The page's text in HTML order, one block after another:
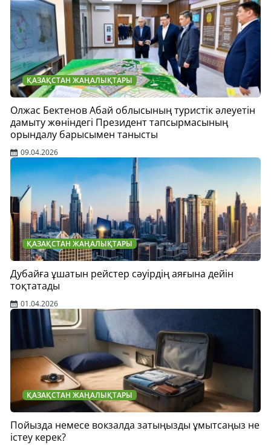
ҚАЗАҚСТАН ЖАҢАЛЫҚТАРЫ
Олжас Бектенов Абай облысының туристік әлеуетін
дамыту жөніндегі Президент тапсырмасының
орындалу барысымен танысты
09.04.2026
ҚАЗАҚСТАН ЖАҢАЛЫҚТАРЫ
Дубайға ұшатын рейстер сәуірдің аяғына дейін
тоқтатады
01.04.2026
ҚАЗАҚСТАН ЖАҢАЛЫҚТАРЫ
Пойызда немесе вокзалда затыңызды ұмытсаңыз не
істеу керек?